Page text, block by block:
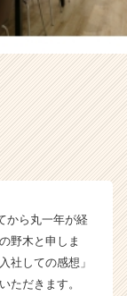
から丸一年が経
野木と申しま
社しての感想」
ただきます。